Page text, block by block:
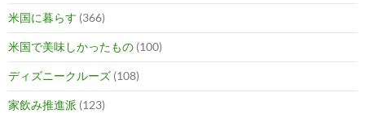
米国に暮らす (366)
米国で美味しかったもの (100)
ディズニークルーズ (108)
家飲み推進派 (123)